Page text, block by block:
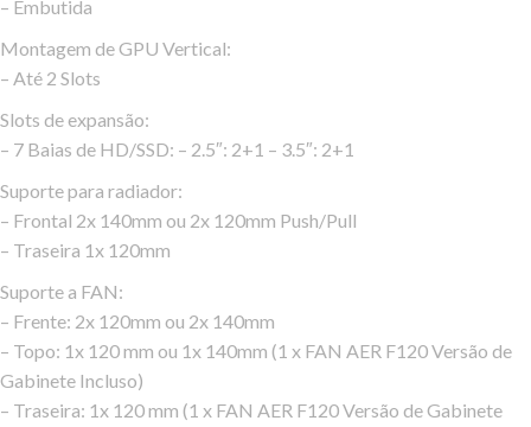
– Embutida
Montagem de GPU Vertical:
– Até 2 Slots
Slots de expansão:
– 7 Baias de HD/SSD: – 2.5″: 2+1 – 3.5″: 2+1
Suporte para radiador:
– Frontal 2x 140mm ou 2x 120mm Push/Pull
– Traseira 1x 120mm
Suporte a FAN:
– Frente: 2x 120mm ou 2x 140mm
– Topo: 1x 120 mm ou 1x 140mm (1 x FAN AER F120 Versão de
Gabinete Incluso)
– Traseira: 1x 120 mm (1 x FAN AER F120 Versão de Gabinete